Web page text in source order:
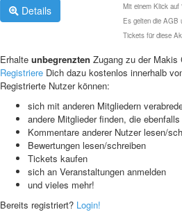
Details
Mit einem Klick auf
Es gelten die AGB
Tickets für diese
Erhalte unbegrenzten Zugang zu der Makis
Registriere Dich dazu kostenlos innerhalb
Registrierte Nutzer können:
sich mit anderen Mitgliedern
andere Mitglieder finden, die
Kommentare anderer Nutzer lesen/
Bewertungen lesen/schreiben
Tickets kaufen
sich an Veranstaltungen anmelden
und vieles mehr!
Bereits registriert? Login!